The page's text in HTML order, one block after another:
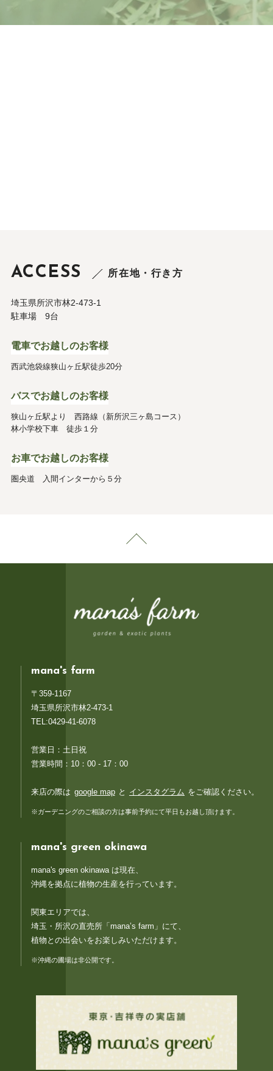
ACCESS 所在地・行き方
埼玉県所沢市林2-473-1
駐車場 9台
電車でお越しのお客様
西武池袋線狭山ヶ丘駅徒歩20分
バスでお越しのお客様
狭山ヶ丘駅より 西路線（新所沢三ヶ島コース）
林小学校下車 徒歩１分
お車でお越しのお客様
圏央道 入間インターから５分
mana's farm
〒359-1167
埼玉県所沢市林2-473-1
TEL:0429-41-6078
営業日：土日祝
営業時間：10：00 - 17：00
来店の際は google map と インスタグラム をご確認ください。
※ガーデニングのご相談の方は事前予約にて平日もお越し頂けます。
mana's green okinawa
mana's green okinawa は現在、
沖縄を拠点に植物の生産を行っています。
関東エリアでは、
埼玉・所沢の直売所「mana’s farm」にて、
植物との出会いをお楽しみいただけます。
※沖縄の圃場は非公開です。